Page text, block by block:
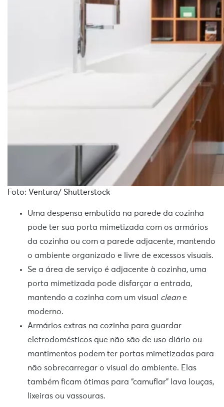
Foto: Ventura/ Shutterstock
Uma despensa embutida na parede da cozinha
pode ter sua porta mimetizada com os armários
da cozinha ou com a parede adjacente, mantendo
o ambiente organizado e livre de excessos visuais.
Se a área de serviço é adjacente à cozinha, uma
porta mimetizada pode disfarçar a entrada,
mantendo a cozinha com um visual cleane
moderno.
Armários extras na cozinha para guardar
eletrodomésticos que não são de uso diário ou
mantimentos podem ter portas mimetizadas para
não sobrecarregar o visual do ambiente. Elas
também ficam ótimas para “camuflar” lava louças,
lixeiras ou vassouras.